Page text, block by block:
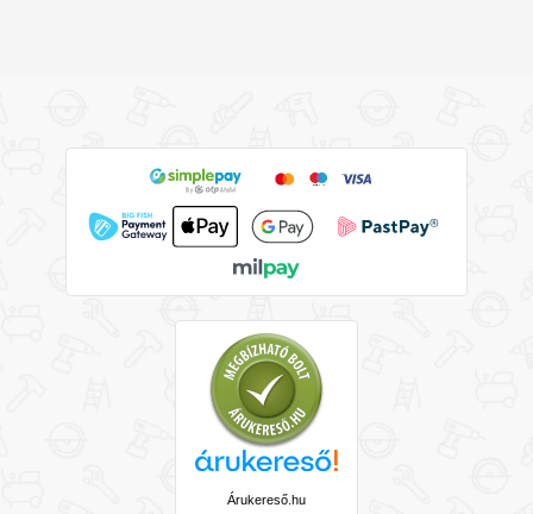
Árukereső.hu